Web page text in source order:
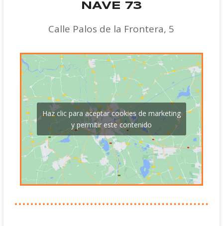
NAVE 73
Calle Palos de la Frontera, 5
Haz clic para aceptar cookies de marketing
y permitir este contenido